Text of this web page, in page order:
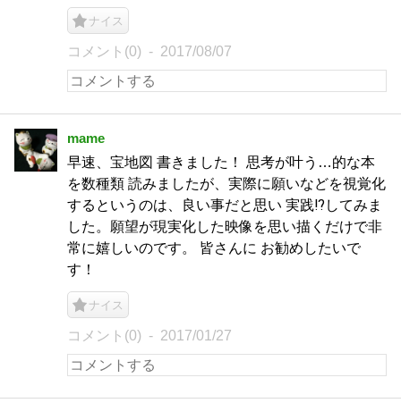
ナイス
コメント(0) 2017/08/07
mame
早速、宝地図 書きました！ 思考が叶う…的な本
を数種類 読みましたが、実際に願いなどを視覚化
するというのは、良い事だと思い 実践⁉︎してみま
した。願望が現実化した映像を思い描くだけで非
常に嬉しいのです。 皆さんに お勧めしたいで
す！
ナイス
コメント(0) 2017/01/27